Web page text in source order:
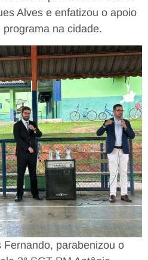
Alves e enfatizou o apoio
na cidade.
parabenizou o